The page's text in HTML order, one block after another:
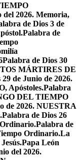
del 2026. Memoria,
de Dios 3 de
Palabra de
Palabra de Dios 30
MÁRTIRES DE
de Junio de 2026.
Apóstoles.Palabra
DEL TIEMPO
de 2026. NUESTRA
Palabra de Dios 26
Palabra de
Ordinario.La
Papa León
del 2026.